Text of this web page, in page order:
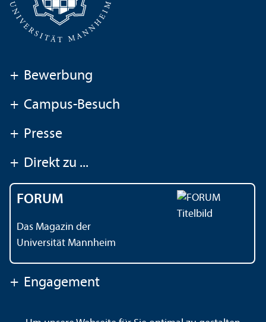
+ Bewerbung
+ Campus-Besuch
+ Presse
+ Direkt zu ...
FORUM
Das Magazin der
Universität Mannheim
+ Engagement